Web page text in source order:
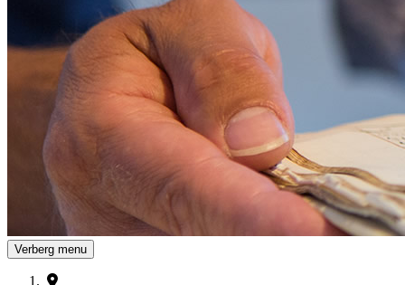
Verberg menu